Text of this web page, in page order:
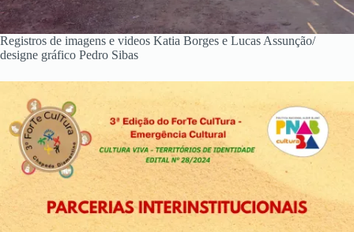
Registros de imagens e videos Katia Borges e Lucas Assunção/
designe gráfico Pedro Sibas